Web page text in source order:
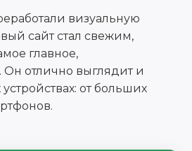
визуальную
сайт стал свежим,
главное,
отлично выглядит и
от больших